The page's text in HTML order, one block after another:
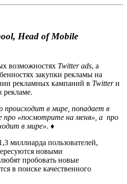
Head of Mobile
возможностях Twitter ads, а
закупки рекламы на
рекламных кампаний в Twitterи
рекламе.
происходит в мире, попадает в
про «посмотрите на меня», а про
в мире». ♦
миллиарда пользователей,
новыми
пробовать новые
в поиске качественного